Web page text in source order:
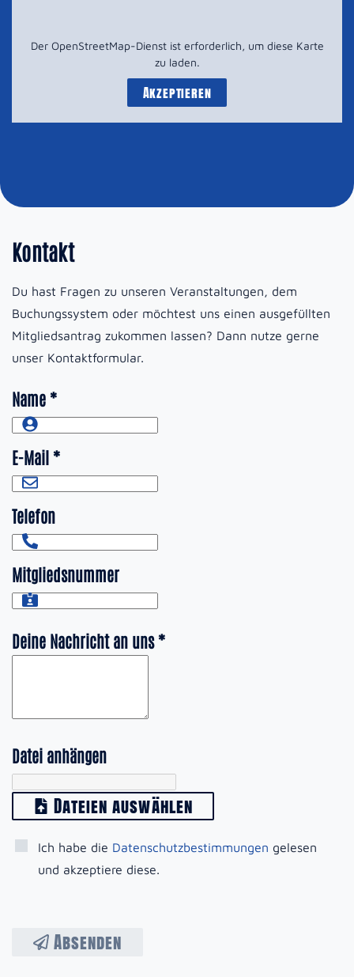
Der OpenStreetMap-Dienst ist erforderlich, um diese Karte
zu laden.
Akzeptieren
Kontakt
Du hast Fragen zu unseren Veranstaltungen, dem
Buchungssystem oder möchtest uns einen ausgefüllten
Mitgliedsantrag zukommen lassen? Dann nutze gerne
unser Kontaktformular.
Name*
E-Mail*
Telefon
Mitgliedsnummer
Deine Nachricht an uns*
Datei anhängen
Dateien auswählen
Ich habe die Datenschutzbestimmungen gelesen
und akzeptiere diese.
Absenden